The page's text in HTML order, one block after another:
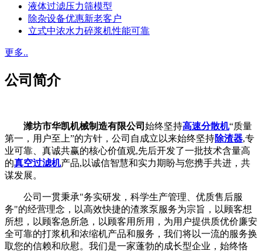
液体过滤压力筛模型
除杂设备优惠新老客户
立式中浓水力碎浆机性能可靠
更多..
公司简介
潍坊市华凯机械制造有限公司 始终坚持高速分散机“质量
第一，用户至上”的方针，公司自成立以来始终坚持除渣器,专
业可靠、真诚共赢的核心价值观,先后开发了一批技术含量高
的真空过滤机产品,以诚信智慧和实力期盼与您携手共进，共
谋发展。
公司一贯秉承"务实研发，科学生产管理、优质售后服
务"的经营理念，以高效快捷的渣浆泵服务为宗旨，以顾客想
所想，以顾客急所急，以顾客用所用，为用户提供质优价廉安
全可靠的打浆机和浓缩机产品和服务，我们将以一流的服务换
取您的信赖和欣慰。我们是一家蓬勃的成长型企业，始终恪